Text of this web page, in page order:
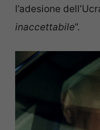
l’adesione
inaccettabile”.